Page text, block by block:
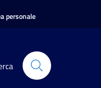
personale